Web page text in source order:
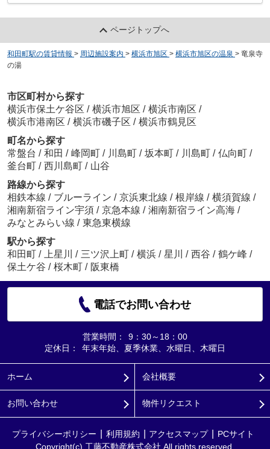
ページトップへ
和田町駅の賃貸情報 > 周辺施設案内 > 横浜市旭区 > 横浜市旭区の温泉 > 竜泉寺
の湯
市区町村から探す
横浜市保土ケ谷区 / 横浜市旭区 / 横浜市南区 /
横浜市港南区 / 横浜市磯子区 / 横浜市鶴見区
町名から探す
常盤台 / 和田 / 峰岡町 / 川島町 / 坂本町 / 川島町 / 仏向町 /
釜台町 / 西川島町 / 山谷
路線から探す
相鉄本線 / ブルーライン / 京浜東北線 / 根岸線 / 横須賀線 /
湘南新宿ライン宇須 / 京急本線 / 湘南新宿ライン高海 /
みなとみらい線 / 東急東横線
駅から探す
和田町 / 上星川 / 三ツ沢上町 / 横浜 / 星川 / 西谷 / 鶴ケ峰 /
保土ケ谷 / 桜木町 / 阪東橋
電話でお問い合わせ
営業時間：
9：30～18：00
定休日：
年末年始、夏季休業、水曜日、木曜日
ホーム 会社概要
お問い合わせ 物件リクエスト
プライバシーポリシー 利用規約 アクセスマップ
PCサイト
Copyright(c) 工藤不動産株式会社 All rights reserved.